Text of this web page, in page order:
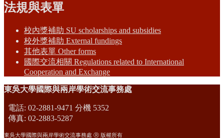
法規與表單
校內獎補助 SU scholarships and subsidies
校外獎補助 External fundings
其他表單 Other forms
國際交流相關 Regulations related to International
Cooperation and Exchange
東吳大學國際與兩岸學術交流事務處
電話: 02-2881-9471 分機 5352
傳真: 02-2883-5287
東吳大學國際與兩岸學術交流事務處 Ⓡ 版權所有